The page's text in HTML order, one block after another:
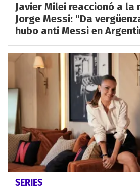
Javier Milei reaccionó a la
Jorge Messi: "Da
hubo anti Messi en
SERIES